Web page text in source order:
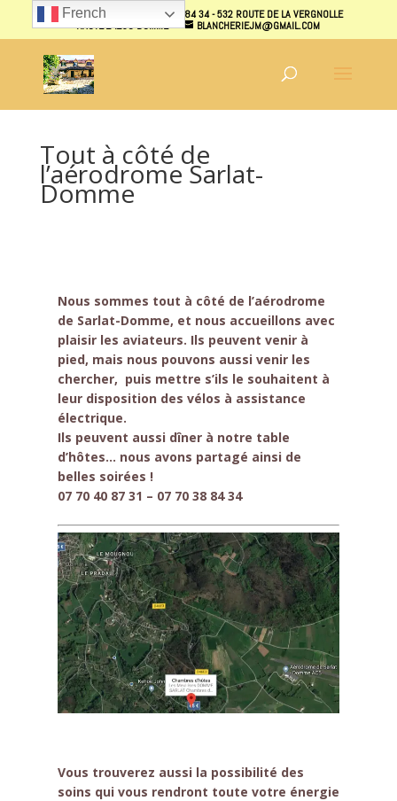
07 70 40 87 31 - 07 70 38 84 34 - 532 ROUTE DE LA VERGNOLLE
HAUTE 24250 DOMME
BLANCHERIEJM@GMAIL.COM
Tout à côté de
l’aérodrome Sarlat-
Domme
Nous sommes tout à côté de l’aérodrome
de Sarlat-Domme, et nous accueillons avec
plaisir les aviateurs. Ils peuvent venir à
pied, mais nous pouvons aussi venir les
chercher, puis mettre s’ils le souhaitent à
leur disposition des vélos à assistance
électrique.
Ils peuvent aussi dîner à notre table
d’hôtes… nous avons partagé ainsi de
belles soirées !
07 70 40 87 31 – 07 70 38 84 34
Vous trouverez aussi la possibilité des
soins qui vous rendront toute votre énergie
French